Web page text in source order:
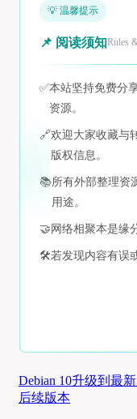
💡 温馨提示
📌 阅读须知Rules
✅本站坚持免费分
资源。
🔗欢迎大家收藏与
版权信息。
📚所有外部整理资
用途。
🤝 网络相聚本是缘
🛠️若发现内容有误
Debian 10升级到最
后续版本